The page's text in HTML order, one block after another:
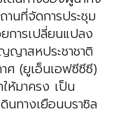
นที่จัดการประชุม
การเปลี่ยนแปลง
าสหประชาชาติ
ศ (ยูเอ็นเอฟซีซีซี)
ห้มาครง เป็น
นทางเยือนบราซิล